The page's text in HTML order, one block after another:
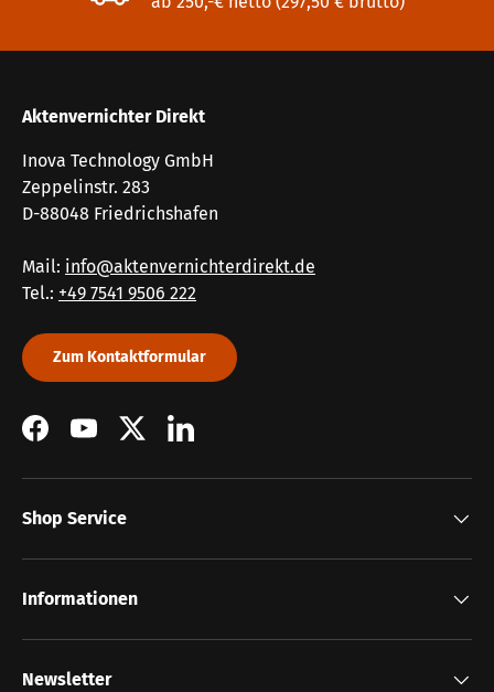
Aktenvernichter Direkt
Inova Technology GmbH
Zeppelinstr. 283
D-88048 Friedrichshafen
Mail: info@aktenvernichterdirekt.de
Tel.: +49 7541 9506 222
Zum Kontaktformular
FacebookYouTubeTwitterLinkedIn
Shop Service
Informationen
Newsletter